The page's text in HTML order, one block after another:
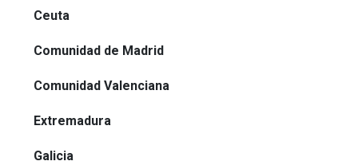
Ceuta
Comunidad de Madrid
Comunidad Valenciana
Extremadura
Galicia